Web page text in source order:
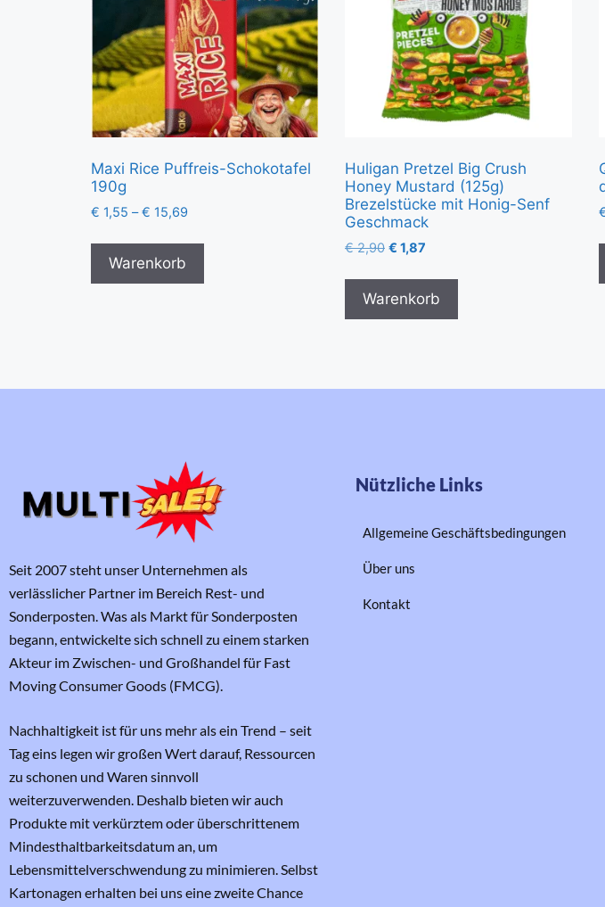
Maxi Rice Puffreis-Schokotafel
190g
€ 1,55 –€ 15,69
Warenkorb
Huligan Pretzel Big Crush
Honey Mustard (125g)
Brezelstücke mit Honig-Senf
Geschmack
€2,90 € 1,87
Warenkorb
Seit 2007 steht unser Unternehmen als
verlässlicher Partner im Bereich Rest- und
Sonderposten. Was als Markt für Sonderposten
begann, entwickelte sich schnell zu einem starken
Akteur im Zwischen- und Großhandel für Fast
Moving Consumer Goods (FMCG).
Nachhaltigkeit ist für uns mehr als ein Trend – seit
Tag eins legen wir großen Wert darauf, Ressourcen
zu schonen und Waren sinnvoll
weiterzuverwenden. Deshalb bieten wir auch
Produkte mit verkürztem oder überschrittenem
Mindesthaltbarkeitsdatum an, um
Lebensmittelverschwendung zu minimieren. Selbst
Kartonagen erhalten bei uns eine zweite Chance
Nützliche Links
Allgemeine Geschäftsbedingungen
Über uns
Kontakt